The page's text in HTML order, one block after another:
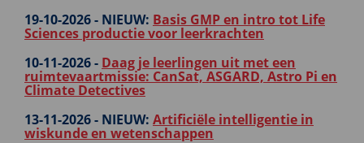
19-10-2026 - NIEUW: Basis GMP en intro tot Life
Sciences productie voor leerkrachten
10-11-2026 - Daag je leerlingen uit met een
ruimtevaartmissie: CanSat, ASGARD, Astro Pi en
Climate Detectives
13-11-2026 - NIEUW: Artificiële intelligentie in
wiskunde en wetenschappen